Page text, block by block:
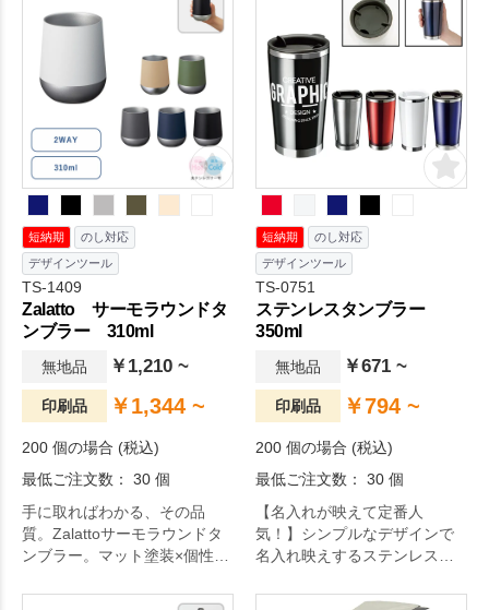
2WAYで使用できるタンブラー
です。夏は冷たい缶をホール
ド、また直飲みでもサーモタ
ンブラーとしてもお使いいた
だけます。冬は温かい飲み物
入れて直飲みタンブラーとし
てお使いください。
なくなること間違いなし。
短納期
のし対応
デザインツール
TS-1409
Zalatto サーモラウンドタ
ンブラー 310ml
無地品 ￥1,210 ~
印刷品 ￥1,344 ~
200 個の場合 (税込)
最低ご注文数： 30 個
手に取ればわかる、その品
質。Zalattoサーモラウンドタ
ンブラー。マット塗装×個性的
さを全面に出した、真空ステ
短納期
のし対応
デザインツール
TS-0751
ステンレスタンブラー
350ml
無地品 ￥671 ~
印刷品 ￥794 ~
200 個の場合 (税込)
最低ご注文数： 30 個
【名入れが映えて定番人
気！】シンプルなデザインで
名入れ映えするステンレス製
すことで飲み口が現れるタイ